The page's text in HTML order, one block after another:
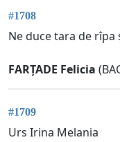
#1708
Ne duce tara de
FARȚADE Felicia
#1709
Urs Irina Melania